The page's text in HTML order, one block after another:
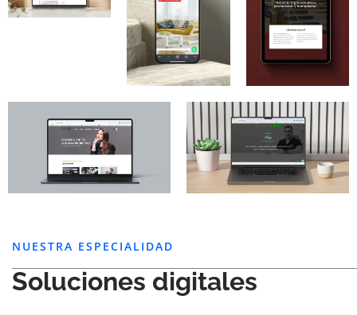
NUESTRA ESPECIALIDAD
Soluciones digitales